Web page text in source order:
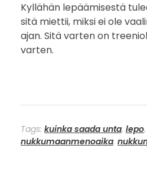
Kyllähän lepäämisestä
sitä miettii, miksi ei ole
ajan. Sitä varten on
varten.
Tags: kuinka saada unta, lepo,
nukkumaanmenoaika,